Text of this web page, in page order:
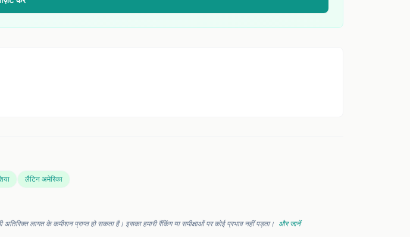
लैटिन अमेरिका
लागत के कमीशन प्राप्त हो सकता है। इसका हमारी रैंकिंग या समीक्षाओं पर कोई प्रभाव नहीं पड़ता। और जानें